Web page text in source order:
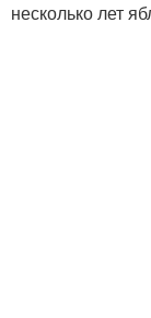
несколько лет